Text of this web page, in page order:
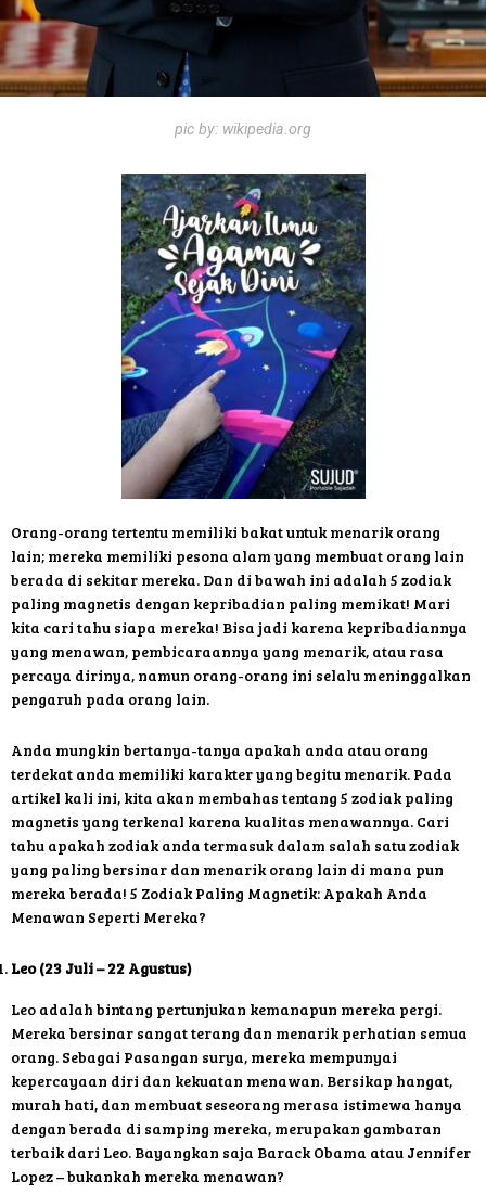
pic by: wikipedia.org
Orang-orang tertentu memiliki bakat untuk menarik orang
lain; mereka memiliki pesona alam yang membuat orang lain
berada di sekitar mereka. Dan di bawah ini adalah 5 zodiak
paling magnetis dengan kepribadian paling memikat! Mari
kita cari tahu siapa mereka! Bisa jadi karena kepribadiannya
yang menawan, pembicaraannya yang menarik, atau rasa
percaya dirinya, namun orang-orang ini selalu meninggalkan
pengaruh pada orang lain.
Anda mungkin bertanya-tanya apakah anda atau orang
terdekat anda memiliki karakter yang begitu menarik. Pada
artikel kali ini, kita akan membahas tentang 5 zodiak paling
magnetis yang terkenal karena kualitas menawannya. Cari
tahu apakah zodiak anda termasuk dalam salah satu zodiak
yang paling bersinar dan menarik orang lain di mana pun
mereka berada! 5 Zodiak Paling Magnetik: Apakah Anda
Menawan Seperti Mereka?
Leo (23 Juli – 22 Agustus)
Leo adalah bintang pertunjukan kemanapun mereka pergi.
Mereka bersinar sangat terang dan menarik perhatian semua
orang. Sebagai Pasangan surya, mereka mempunyai
kepercayaan diri dan kekuatan menawan. Bersikap hangat,
murah hati, dan membuat seseorang merasa istimewa hanya
dengan berada di samping mereka, merupakan gambaran
terbaik dari Leo. Bayangkan saja Barack Obama atau Jennifer
Lopez – bukankah mereka menawan?